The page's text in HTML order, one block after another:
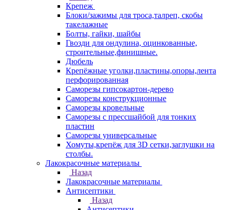
Крепеж
Блоки/зажимы для троса,талреп, скобы
такелажные
Болты, гайки, шайбы
Гвозди для ондулина, оцинкованные,
строительные,финишные.
Дюбель
Крепёжные уголки,пластины,опоры,лента
перфорированная
Саморезы гипсокартон-дерево
Саморезы конструкционные
Саморезы кровельные
Саморезы с прессшайбой для тонких
пластин
Саморезы универсальные
Хомуты,крепёж для 3D сетки,заглушки на
столбы.
Лакокрасочные материалы
Назад
Лакокрасочные материалы
Антисептики
Назад